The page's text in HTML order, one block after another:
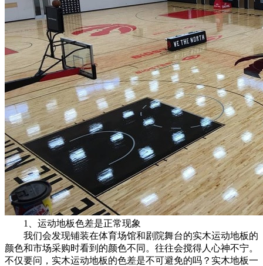
1、运动地板色差是正常现象
我们会发现铺装在体育场馆和剧院舞台的实木运动地板的
颜色和市场采购时看到的颜色不同。往往会搅得人心神不宁。
不仅要问，实木运动地板的色差是不可避免的吗？实木地板一